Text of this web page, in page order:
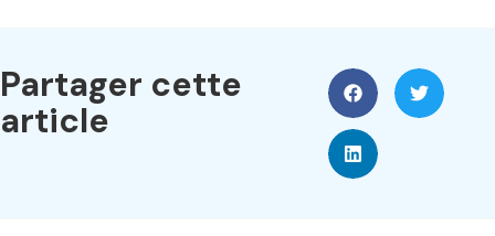
Partager cette
article